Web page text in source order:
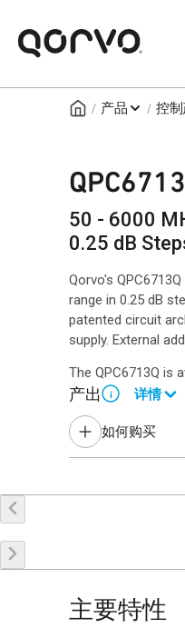
/ 产品 / 控
50 - 6000
0.25 dB
Qorvo's
range in 0.25 dB
patented circuit
supply. External
The QPC6713Q is
产出 i 详情
Contact your local
如何购买
主要特性